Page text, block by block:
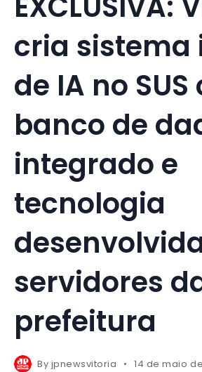
cria sistema
de IA no
banco de
integrado e
tecnologia
servidores
prefeitura
By jpnewsvitoria 14 de maio